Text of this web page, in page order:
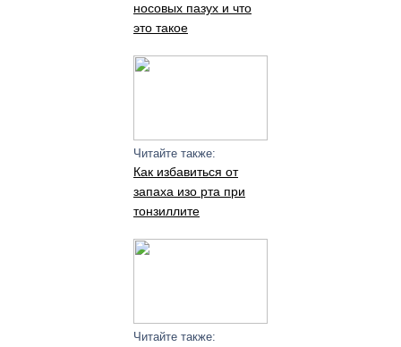
носовых пазух и что
это такое
Читайте также:
Как избавиться от
запаха изо рта при
тонзиллите
Читайте также: